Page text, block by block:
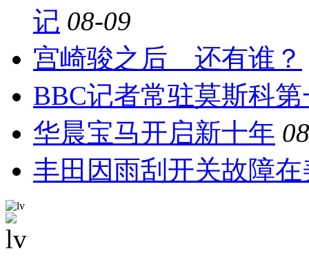
记 08-09
宫崎骏之后 还有谁？
BBC记者常驻莫斯科
华晨宝马开启新十年
丰田因雨刮开关故障